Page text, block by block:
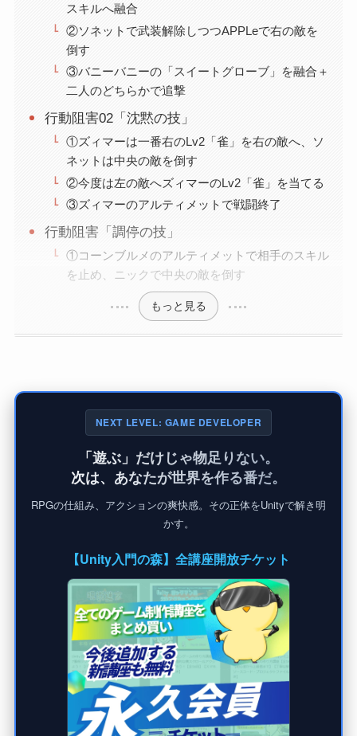
スキルへ融合
②ソネットで武装解除しつつAPPLeで右の敵を
倒す
③バニーバニーの「スイートグローブ」を融合＋
二人のどちらかで追撃
行動阻害02「沈黙の技」
①ズィマーは一番右のLv2「雀」を右の敵へ、ソ
ネットは中央の敵を倒す
②今度は左の敵へズィマーのLv2「雀」を当てる
③ズィマーのアルティメットで戦闘終了
行動阻害「調停の技」
①コーンブルメのアルティメットで相手のスキル
を止め、ニックで中央の敵を倒す
もっと見る
NEXT LEVEL: GAME DEVELOPER
「遊ぶ」だけじゃ物足りない。
次は、あなたが世界を作る番だ。
RPGの仕組み、アクションの爽快感。その正体をUnityで解き明
かす。
【Unity入門の森】全講座開放チケット